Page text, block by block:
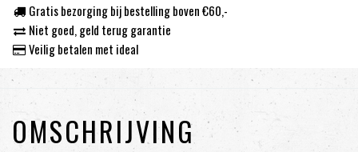
Gratis bezorging bij bestelling boven €60,-
Niet goed, geld terug garantie
Veilig betalen met ideal
OMSCHRIJVING